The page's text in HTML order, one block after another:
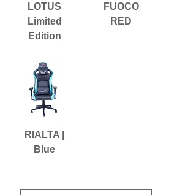
LOTUS
Limited
Edition
FUOCO
RED
RIALTA |
Blue